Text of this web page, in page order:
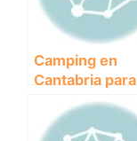
Camping en
Cantabria para
disfrutar con tu
perro: La